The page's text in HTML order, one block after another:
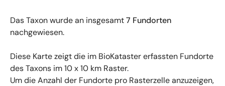
Das Taxon wurde an insgesamt7 Fundorten
nachgewiesen.
Diese Karte zeigt die im BioKataster erfassten Fundorte
des Taxons im 10 x 10 km Raster.
Um die Anzahl der Fundorte pro Rasterzelle anzuzeigen,